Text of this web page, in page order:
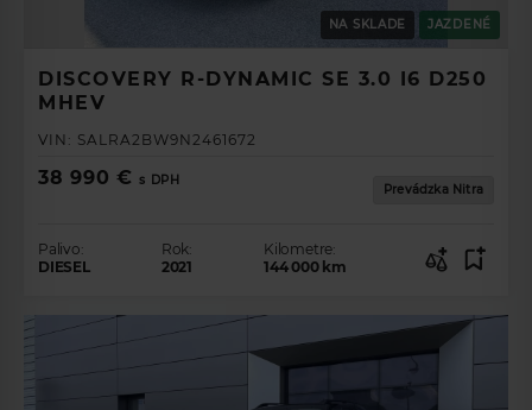
NA SKLADE JAZDENÉ
DISCOVERY R-DYNAMIC SE 3.0 I6 D250
MHEV
VIN: SALRA2BW9N2461672
38 990 € s DPH
Prevádzka Nitra
Palivo:
DIESEL
Rok:
2021
Kilometre:
144 000 km